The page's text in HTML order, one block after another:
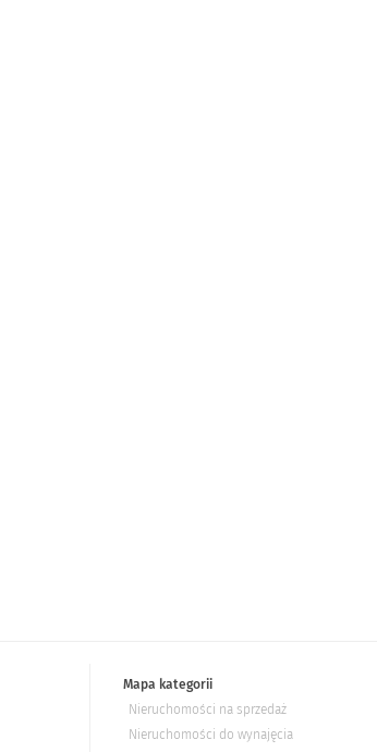
Mapa kategorii
Nieruchomości na sprzedaż
Nieruchomości do wynajęcia